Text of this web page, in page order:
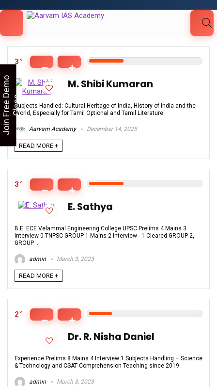
3
M. Shibi Kumaran
Subjects Handled: Cultural Heritage of India, History of India and the
World, Especially for Tamil Optional and Tamil Literature
Aarvam Academy December 14, 2025
READ MORE +
3
E. Sathya
B.E. ECE Velammal Engineering College UPSC Prelims 4 Mains 3
Interview 0 TNPSC GROUP 1 Mains-2 Interview - 1 Cleared GROUP 2,
GROUP ...
admin March 3, 2023
READ MORE +
2
Dr. R. Nisha Daniel
Experience Prelims 8 Mains 4 Interview 1 Subjects Handling – Science
& Technology and CSAT Comprehension Teaching since 2019
admin March 3, 2023
Looking for Free Demo Class?Click and Fill
Your Details in the "Join Free Demo " Button
J
o
i
n
F
r
e
e
D
e
m
o
C
l
a
ss